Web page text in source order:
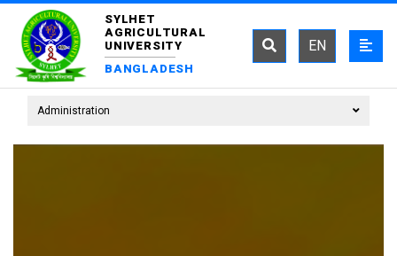
SYLHET
AGRICULTURAL
UNIVERSITY
BANGLADESH
EN
Administration